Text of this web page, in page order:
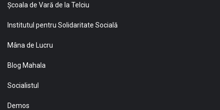
Şcoala de Vară de la Telciu
Institutul pentru Solidaritate Socială
Mâna de Lucru
Blog Mahala
Socialistul
Demos